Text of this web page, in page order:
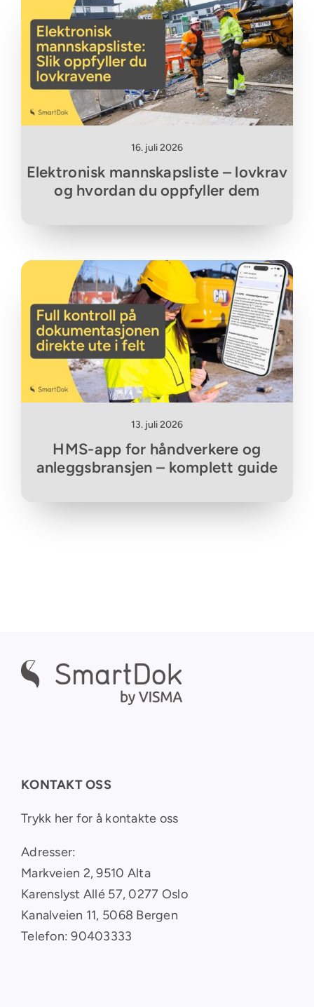
16. juli 2026
Elektronisk mannskapsliste – lovkrav
og hvordan du oppfyller dem
13. juli 2026
HMS-app for håndverkere og
anleggsbransjen – komplett guide
KONTAKT OSS
Trykk her for å kontakte oss
Adresser:
Markveien 2, 9510 Alta
Karenslyst Allé 57, 0277 Oslo
Kanalveien 11, 5068 Bergen
Telefon: 90403333